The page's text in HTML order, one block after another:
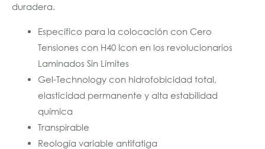
duradera.
Específico para la colocación con Cero
Tensiones con H40 Icon en los revolucionarios
Laminados Sin Límites
Gel-Technology con hidrofobicidad total,
elasticidad permanente y alta estabilidad
química
Transpirable
Reología variable antifatiga